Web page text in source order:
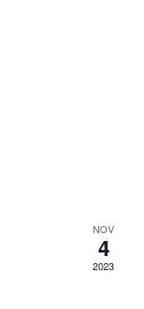
NOV
4
2023